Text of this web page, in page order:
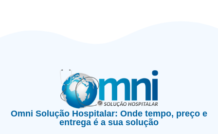
Omni Solução Hospitalar: Onde tempo, preço e
entrega é a sua solução